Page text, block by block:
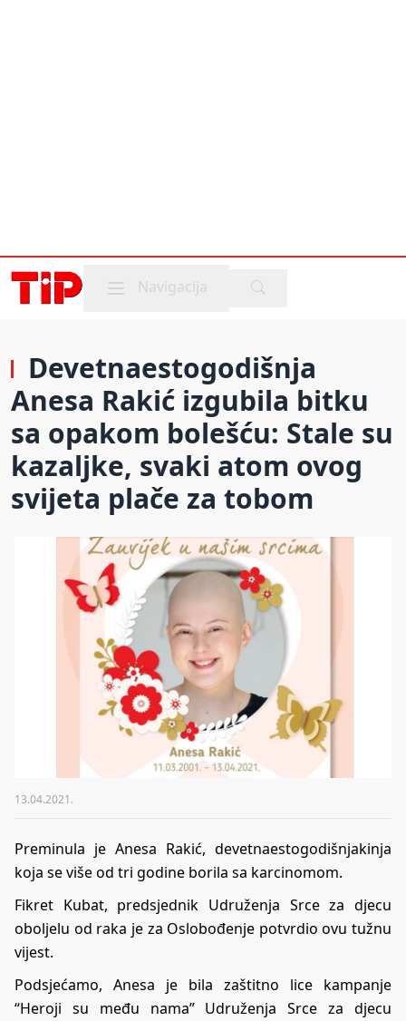
Mobile menu
Navigacija
Devetnaestogodišnja
Anesa Rakić izgubila bitku
sa opakom bolešću: Stale su
kazaljke, svaki atom ovog
svijeta plače za tobom
13.04.2021.
Preminula je Anesa Rakić, devetnaestogodišnjakinja
koja se više od tri godine borila sa karcinomom.
Fikret Kubat, predsjednik Udruženja Srce za djecu
oboljelu od raka je za Oslobođenje potvrdio ovu tužnu
vijest.
Podsjećamo, Anesa je bila zaštitno lice kampanje
“Heroji su među nama” Udruženja Srce za djecu